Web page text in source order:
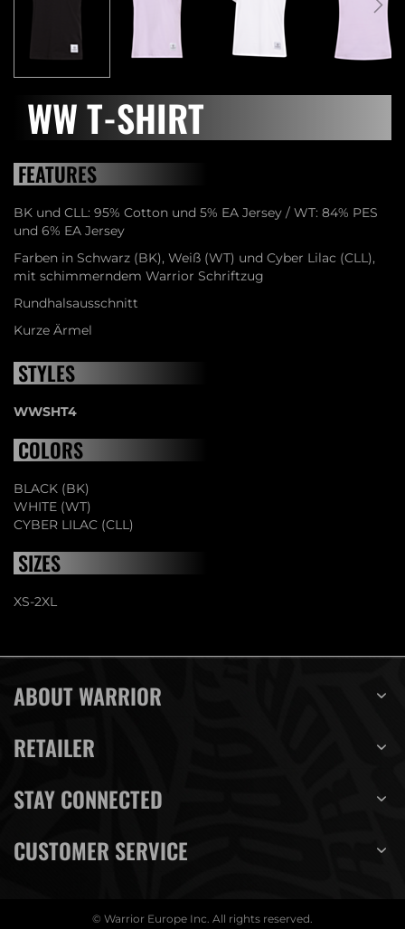
WW T-SHIRT
FEATURES
BK und CLL: 95% Cotton und 5% EA Jersey / WT: 84% PES
und 6% EA Jersey
Farben in Schwarz (BK), Weiß (WT) und Cyber Lilac (CLL),
mit schimmerndem Warrior Schriftzug
Rundhalsausschnitt
Kurze Ärmel
STYLES
WWSHT4
COLORS
BLACK (BK)
WHITE (WT)
CYBER LILAC (CLL)
SIZES
XS-2XL
ABOUT WARRIOR
RETAILER
STAY CONNECTED
CUSTOMER SERVICE
© Warrior Europe Inc. All rights reserved.